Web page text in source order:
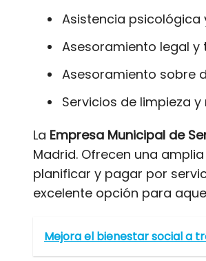
Asistencia
Asesoramiento legal
Asesoramiento sobre
Servicios de limpieza
La Empresa Municipal de
Madrid. Ofrecen una
planificar y pagar por
excelente opción para
Mejora el bienestar social a